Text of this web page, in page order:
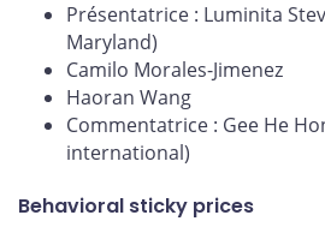
Présentatrice : Luminita
Maryland)
Camilo Morales-Jimenez
Haoran Wang
Commentatrice : Gee He
international)
Behavioral sticky prices